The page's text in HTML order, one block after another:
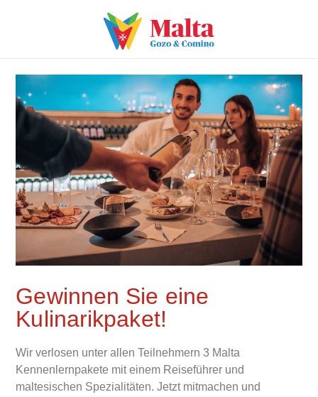
Gewinnen Sie eine
Kulinarikpaket!
Wir verlosen unter allen Teilnehmern 3 Malta
Kennenlernpakete mit einem Reiseführer und
maltesischen Spezialitäten. Jetzt mitmachen und